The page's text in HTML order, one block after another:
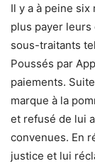
Il y a à peine
plus payer leurs
sous-traitants
Poussés par
paiements.
marque à la
et refusé de lui
convenues. En
justice et lui